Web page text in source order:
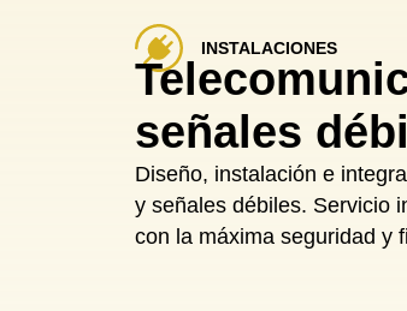
INSTALACIONES
señales
Diseño, instalación e
y señales débiles. Servicio
con la máxima seguridad y